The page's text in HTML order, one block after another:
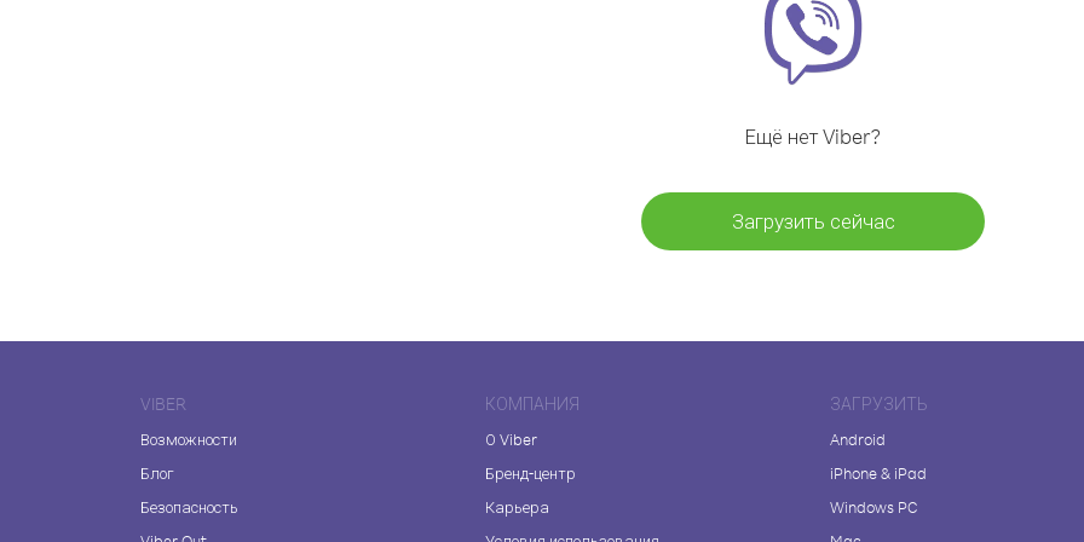
Ещё нет Viber?
Загрузить сейчас
VIBER
Возможности
Блог
Безопасность
КОМПАНИЯ
О Viber
Бренд-центр
Карьера
ЗАГРУЗИТЬ
Android
iPhone & iPad
Windows PC